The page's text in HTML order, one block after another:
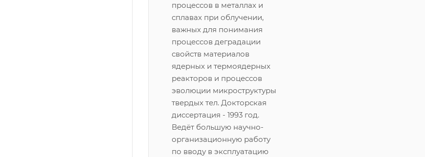
процессов в металлах и
сплавах при облучении,
важных для понимания
процессов деградации
свойств материалов
ядерных и термоядерных
реакторов и процессов
эволюции микроструктуры
твердых тел. Докторская
диссертация - 1993 год.
Ведёт большую научно-
организационную работу
по вводу в эксплуатацию